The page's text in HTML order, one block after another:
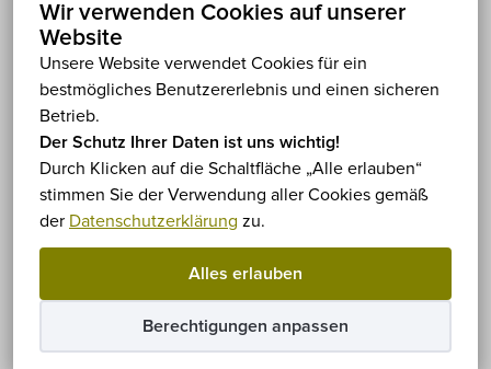
Wir verwenden Cookies auf unserer
Website
Unsere Website verwendet Cookies für ein
bestmögliches Benutzererlebnis und einen sicheren
Betrieb.
Der Schutz Ihrer Daten ist uns wichtig!
Durch Klicken auf die Schaltfläche „Alle erlauben“
stimmen Sie der Verwendung aller Cookies gemäß
der Datenschutzerklärung zu.
Alles erlauben
Berechtigungen anpassen
(Magyar) ASP pályázat – beszámoló
2018. Juni 2.
Leider ist der Eintrag nur auf Magyar verfügbar.
(Magyar) ASP pályázat – közlemény
2016. November 20.
Leider ist der Eintrag nur auf Magyar verfügbar.